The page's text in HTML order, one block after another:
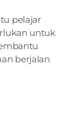
pelajar
untuk
berjalan